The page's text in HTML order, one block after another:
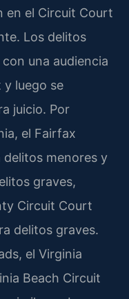
en el Circuit Court
Los delitos
una audiencia
y luego se
juicio. Por
el Fairfax
menores y
graves,
Circuit Court
delitos graves.
el Virginia
Beach Circuit